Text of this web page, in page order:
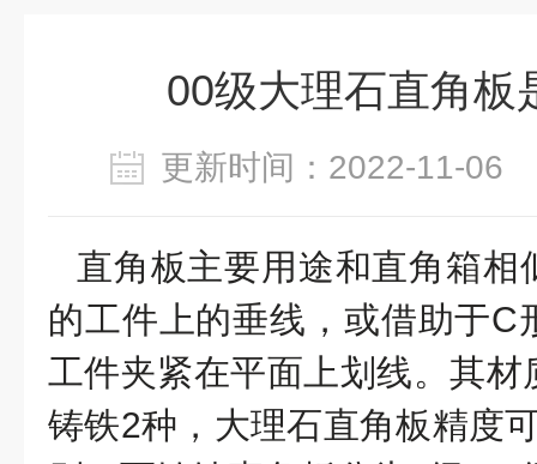
00级大理石直角板
更新时间：2022-11-
直角板主要用途和直角箱相
的工件上的垂线，或借助于C
工件夹紧在平面上划线。其
铸铁2种，大理石直角板精度